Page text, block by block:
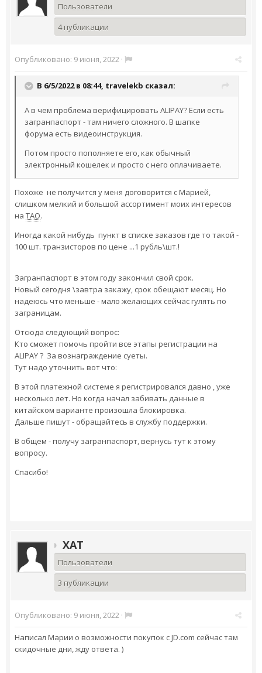
Пользователи
4 публикации
Опубликовано: 9 июня, 2022 ·
В 6/5/2022 в 08:44, travelekb сказал:
А в чем проблема верифицировать ALIPAY? Если есть
загранпаспорт - там ничего сложного. В шапке
форума есть видеоинструкция.
Потом просто пополняете его, как обычный
электронный кошелек и просто с него оплачиваете.
Похоже не получится у меня договорится с Марией,
слишком мелкий и большой ассортимент моих интересов
на ТАО.
Иногда какой нибудь пункт в списке заказов где то такой -
100 шт. транзисторов по цене ...1 рубль\шт.!
Загранпаспорт в этом году закончил свой срок.
Новый сегодня \завтра закажу, срок обещают месяц. Но
надеюсь что меньше - мало желающих сейчас гулять по
заграницам.
Отсюда следующий вопрос:
Кто сможет помочь пройти все этапы регистрации на
ALIPAY ? За вознаграждение суеты.
Тут надо уточнить вот что:
В этой платежной системе я регистрировался давно , уже
несколько лет. Но когда начал забивать данные в
китайском варианте произошла блокировка.
Дальше пишут - обращайтесь в службу поддержки.
В общем - получу загранпаспорт, вернусь тут к этому
вопросу.
Спасибо!
XAT
Пользователи
3 публикации
Опубликовано: 9 июня, 2022 ·
Написал Марии о возможности покупок с JD.com сейчас там
скидочные дни, жду ответа. )